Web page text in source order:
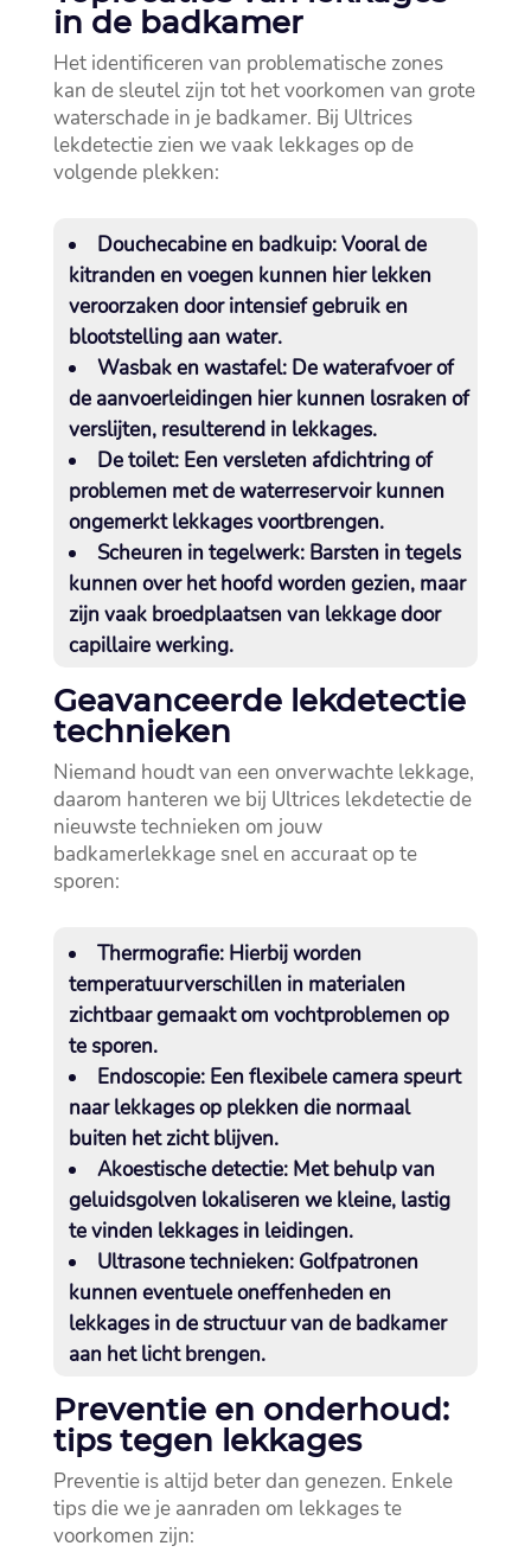
in de badkamer
Het identificeren van problematische zones
kan de sleutel zijn tot het voorkomen van grote
waterschade in je badkamer.​ Bij Ultrices
lekdetectie zien we vaak lekkages op de
volgende plekken:
Douchecabine en badkuip: Vooral de
kitranden en voegen kunnen hier lekken
veroorzaken door intensief gebruik en
blootstelling aan water.​
Wasbak en wastafel: De waterafvoer of
de aanvoerleidingen hier kunnen losraken of
verslijten, resulterend in lekkages.​
De toilet: Een versleten afdichtring of
problemen met de waterreservoir kunnen
ongemerkt lekkages voortbrengen.​
Scheuren in tegelwerk: Barsten in tegels
kunnen over het hoofd worden gezien, maar
zijn vaak broedplaatsen van lekkage door
capillaire werking.​
Geavanceerde lekdetectie
technieken
Niemand houdt van een onverwachte lekkage,
daarom hanteren we bij Ultrices lekdetectie de
nieuwste technieken om jouw
badkamerlekkage snel en accuraat op te
sporen:
Thermografie: Hierbij worden
temperatuurverschillen in materialen
zichtbaar gemaakt om vochtproblemen op
te sporen.​
Endoscopie: Een flexibele camera speurt
naar lekkages op plekken die normaal
buiten het zicht blijven.​
Akoestische detectie: Met behulp van
geluidsgolven lokaliseren we kleine, lastig
te vinden lekkages in leidingen.​
Ultrasone technieken: Golfpatronen
kunnen eventuele oneffenheden en
lekkages in de structuur van de badkamer
aan het licht brengen.​
Preventie en onderhoud:
tips tegen lekkages
Preventie is altijd beter dan genezen.​ Enkele
tips die we je aanraden om lekkages te
voorkomen zijn: